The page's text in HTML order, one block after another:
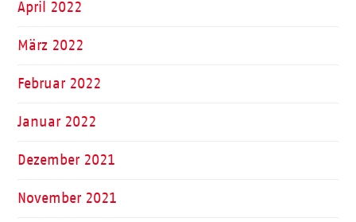
April 2022
März 2022
Februar 2022
Januar 2022
Dezember 2021
November 2021